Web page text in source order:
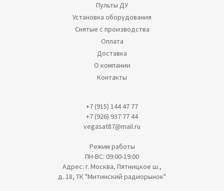
Пульты ДУ
Установка оборудования
Снятые с производства
Оплата
Доставка
О компании
Контакты
+7 (915) 144 47 77
+7 (926) 937 77 44
vegasat87@mail.ru
Режим работы
ПН-ВС: 09:00-19:00
Адрес: г. Москва, Пятницкое ш.,
д. 18, ТК "Митинский радиорынок"